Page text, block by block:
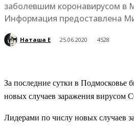
заболевшим коронавирусом в
Информация предоставлена
Наташа Е 25.06.2020 4528
За последние сутки в Подмосковье
новых случаев заражения вирусом
Лидерами по числу новых случаев